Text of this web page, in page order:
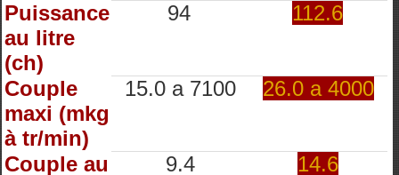
Puissance
au litre
(ch)
94 112.6
Couple
maxi (mkg
à tr/min)
15.0 a 7100 26.0 a 4000
Couple au 9.4 14.6